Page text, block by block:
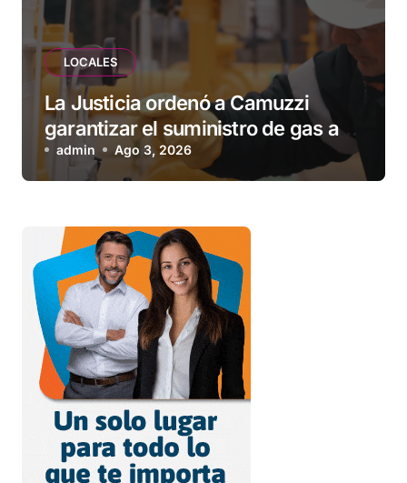
LOCALES
La Justicia ordenó a Camuzzi
garantizar el suministro de gas a
una familia de Tolhuin
admin Ago 3, 2026